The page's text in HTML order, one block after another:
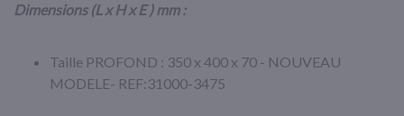
Dimensions (L x H x E ) mm :
Taille PROFOND : 350 x 400 x 70 - NOUVEAU
MODELE- REF:31000-3475